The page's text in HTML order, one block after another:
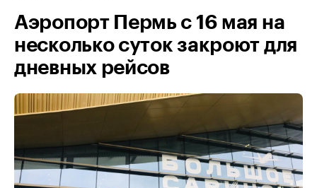
Аэропорт Пермь с 16 мая на
несколько суток закроют для
дневных рейсов